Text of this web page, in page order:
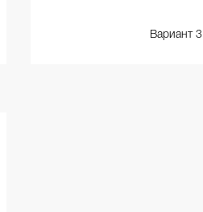
Вариант 3